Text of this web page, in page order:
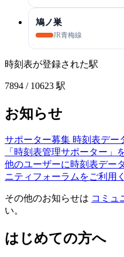
鳩ノ巣
JR青梅線
時刻表が登録された駅
7894 / 10623 駅
お知らせ
サポーター募集 時刻表デー
「時刻表管理サポーター」
他のユーザーに時刻表デー
ニティフォーラムをご利用
その他のお知らせは コミュ
い。
はじめての方へ